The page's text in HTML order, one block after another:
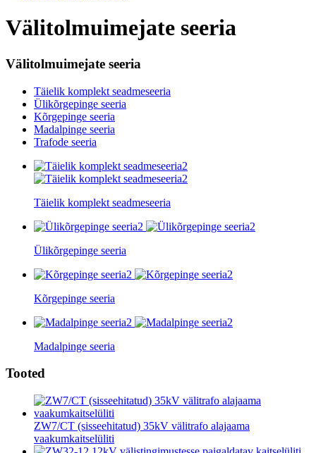
Välitolmuimejate seeria
Välitolmuimejate seeria
Täielik komplekt seadmeseeria
Ülikõrgepinge seeria
Kõrgepinge seeria
Madalpinge seeria
Trafode seeria
Täielik komplekt seadmeseeria
Ülikõrgepinge seeria
Kõrgepinge seeria
Madalpinge seeria
Tooted
ZW7/CT (sisseehitatud) 35kV välitrafo alajaama
vaakumkaitselüliti